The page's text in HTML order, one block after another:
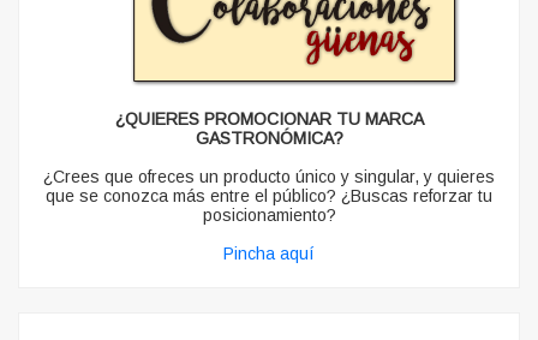
¿QUIERES PROMOCIONAR TU MARCA
GASTRONÓMICA?
¿Crees que ofreces un producto único y singular, y quieres
que se conozca más entre el público? ¿Buscas reforzar tu
posicionamiento?
Pincha aquí